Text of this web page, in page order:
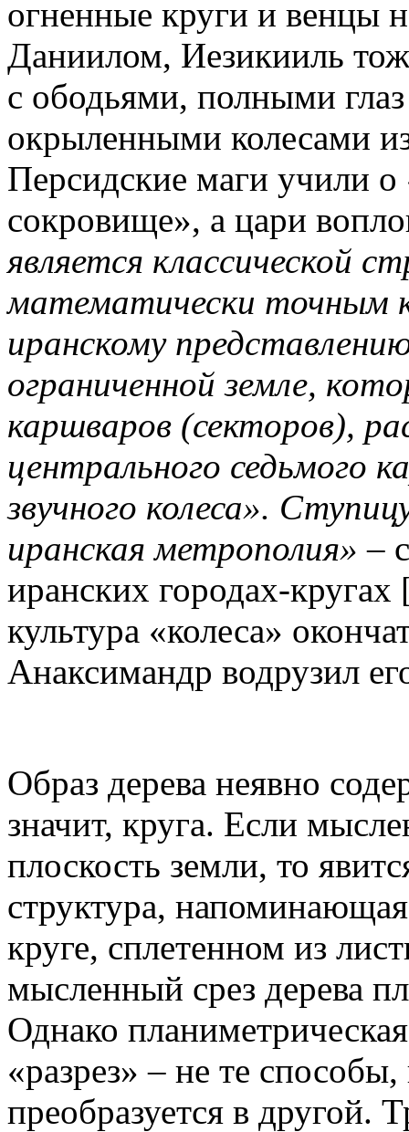
огненные круги и венцы
Даниилом, Иезикииль
с ободьями, полными
окрыленными колесами
Персидские маги учили
сокровище», а цари
является классической
математически точным
иранскому
ограниченной земле,
каршваров (секторов),
центрального седьмого
звучного колеса».
иранская метрополия»–
иранских городах-кругах
культура «колеса»
Анаксимандр водрузил
Образ дерева неявно
значит, круга. Если
плоскость земли, то
структура,
круге, сплетенном из
мысленный срез дерева
Однако
«разрез» – не те
преобразуется в другой.